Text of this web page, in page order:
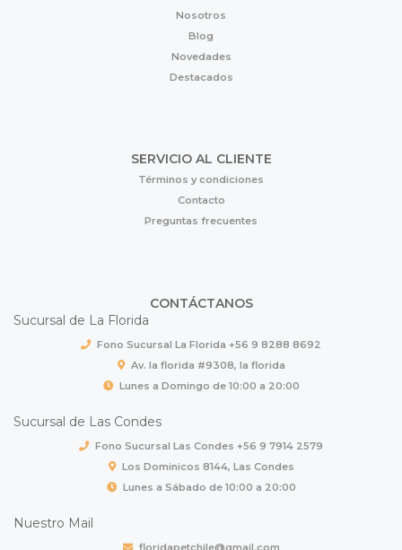
Nosotros
Blog
Novedades
Destacados
SERVICIO AL CLIENTE
Términos y condiciones
Contacto
Preguntas frecuentes
CONTÁCTANOS
Sucursal de La Florida
Fono Sucursal La Florida +56 9 8288 8692
Av. la florida #9308, la florida
Lunes a Domingo de 10:00 a 20:00
Sucursal de Las Condes
Fono Sucursal Las Condes +56 9 7914 2579
Los Dominicos 8144, Las Condes
Lunes a Sábado de 10:00 a 20:00
Nuestro Mail
floridapetchile@gmail.com